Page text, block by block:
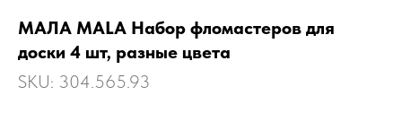
МАЛА MALA Набор фломастеров для
доски 4 шт, разные цвета
SKU: 304.565.93